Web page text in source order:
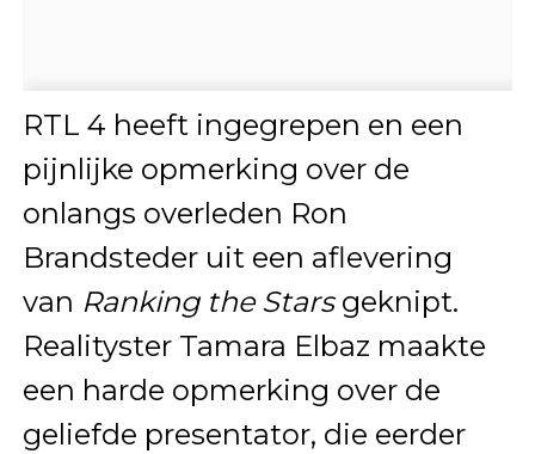
RTL 4 heeft ingegrepen en een
pijnlijke opmerking over de
onlangs overleden Ron
Brandsteder uit een aflevering
van Ranking the Starsgeknipt.
Realityster Tamara Elbaz maakte
een harde opmerking over de
geliefde presentator, die eerder